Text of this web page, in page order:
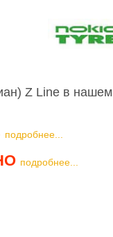
Z Line в нашем
подробнее...
подробнее...